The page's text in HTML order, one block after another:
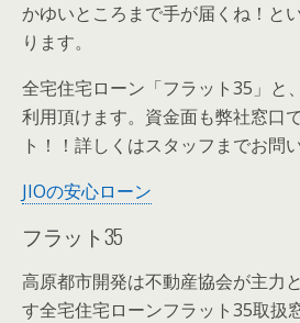
かゆいところまで手が届くね！と
ります。
全宅住宅ローン「フラット35」と
利用頂けます。資金面も弊社窓口
ト！！詳しくはスタッフまでお問
JIOの安心ローン
フラット35
高原都市開発は不動産協会が主力
す全宅住宅ローンフラット35取扱